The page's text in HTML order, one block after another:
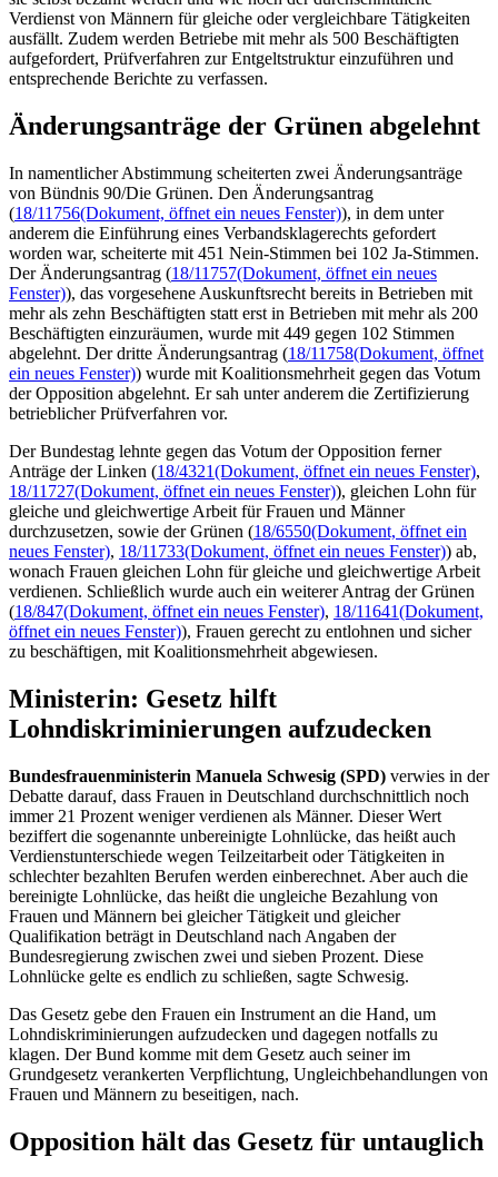
Verdienst von Männern für gleiche oder vergleichbare Tätigkeiten
ausfällt. Zudem werden Betriebe mit mehr als 500 Beschäftigten
aufgefordert, Prüfverfahren zur Entgeltstruktur einzuführen und
entsprechende Berichte zu verfassen.
Änderungsanträge der Grünen abgelehnt
In namentlicher Abstimmung scheiterten zwei Änderungsanträge
von Bündnis 90/Die Grünen. Den Änderungsantrag
(18/11756(Dokument, öffnet ein neues Fenster)), in dem unter
anderem die Einführung eines Verbandsklagerechts gefordert
worden war, scheiterte mit 451 Nein-Stimmen bei 102 Ja-Stimmen.
Der Änderungsantrag (18/11757(Dokument, öffnet ein neues
Fenster)), das vorgesehene Auskunftsrecht bereits in Betrieben mit
mehr als zehn Beschäftigten statt erst in Betrieben mit mehr als 200
Beschäftigten einzuräumen, wurde mit 449 gegen 102 Stimmen
abgelehnt. Der dritte Änderungsantrag (18/11758(Dokument, öffnet
ein neues Fenster)) wurde mit Koalitionsmehrheit gegen das Votum
der Opposition abgelehnt. Er sah unter anderem die Zertifizierung
betrieblicher Prüfverfahren vor.
Der Bundestag lehnte gegen das Votum der Opposition ferner
Anträge der Linken (18/4321(Dokument, öffnet ein neues Fenster),
18/11727(Dokument, öffnet ein neues Fenster)), gleichen Lohn für
gleiche und gleichwertige Arbeit für Frauen und Männer
durchzusetzen, sowie der Grünen (18/6550(Dokument, öffnet ein
neues Fenster), 18/11733(Dokument, öffnet ein neues Fenster)) ab,
wonach Frauen gleichen Lohn für gleiche und gleichwertige Arbeit
verdienen. Schließlich wurde auch ein weiterer Antrag der Grünen
(18/847(Dokument, öffnet ein neues Fenster), 18/11641(Dokument,
öffnet ein neues Fenster)), Frauen gerecht zu entlohnen und sicher
zu beschäftigen, mit Koalitionsmehrheit abgewiesen.
Ministerin: Gesetz hilft
Lohndiskriminierungen aufzudecken
Bundesfrauenministerin Manuela Schwesig (SPD) verwies in der
Debatte darauf, dass Frauen in Deutschland durchschnittlich noch
immer 21 Prozent weniger verdienen als Männer. Dieser Wert
beziffert die sogenannte unbereinigte Lohnlücke, das heißt auch
Verdienstunterschiede wegen Teilzeitarbeit oder Tätigkeiten in
schlechter bezahlten Berufen werden einberechnet. Aber auch die
bereinigte Lohnlücke, das heißt die ungleiche Bezahlung von
Frauen und Männern bei gleicher Tätigkeit und gleicher
Qualifikation beträgt in Deutschland nach Angaben der
Bundesregierung zwischen zwei und sieben Prozent. Diese
Lohnlücke gelte es endlich zu schließen, sagte Schwesig.
Das Gesetz gebe den Frauen ein Instrument an die Hand, um
Lohndiskriminierungen aufzudecken und dagegen notfalls zu
klagen. Der Bund komme mit dem Gesetz auch seiner im
Grundgesetz verankerten Verpflichtung, Ungleichbehandlungen von
Frauen und Männern zu beseitigen, nach.
Opposition hält das Gesetz für untauglich